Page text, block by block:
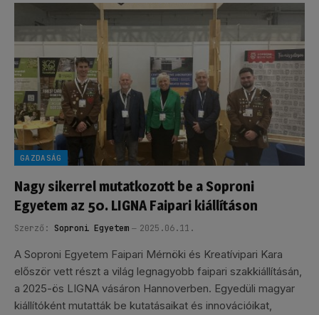
GAZDASÁG
Nagy sikerrel mutatkozott be a Soproni
Egyetem az 50. LIGNA Faipari kiállításon
Szerző: Soproni Egyetem 2025.06.11.
A Soproni Egyetem Faipari Mérnöki és Kreatívipari Kara
először vett részt a világ legnagyobb faipari szakkiállításán,
a 2025-ös LIGNA vásáron Hannoverben. Egyedüli magyar
kiállítóként mutatták be kutatásaikat és innovációikat,